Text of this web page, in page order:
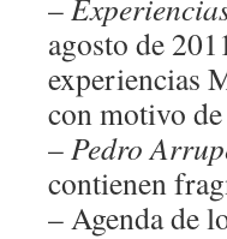
–
agosto de
experiencias
con motivo
–Pedro
contienen
– Agenda de